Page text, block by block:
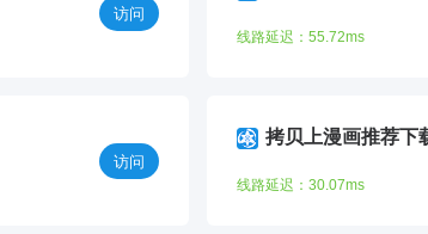
访问
线路延迟：55.72ms
访问
拷贝上漫画推荐下
线路延迟：30.07ms